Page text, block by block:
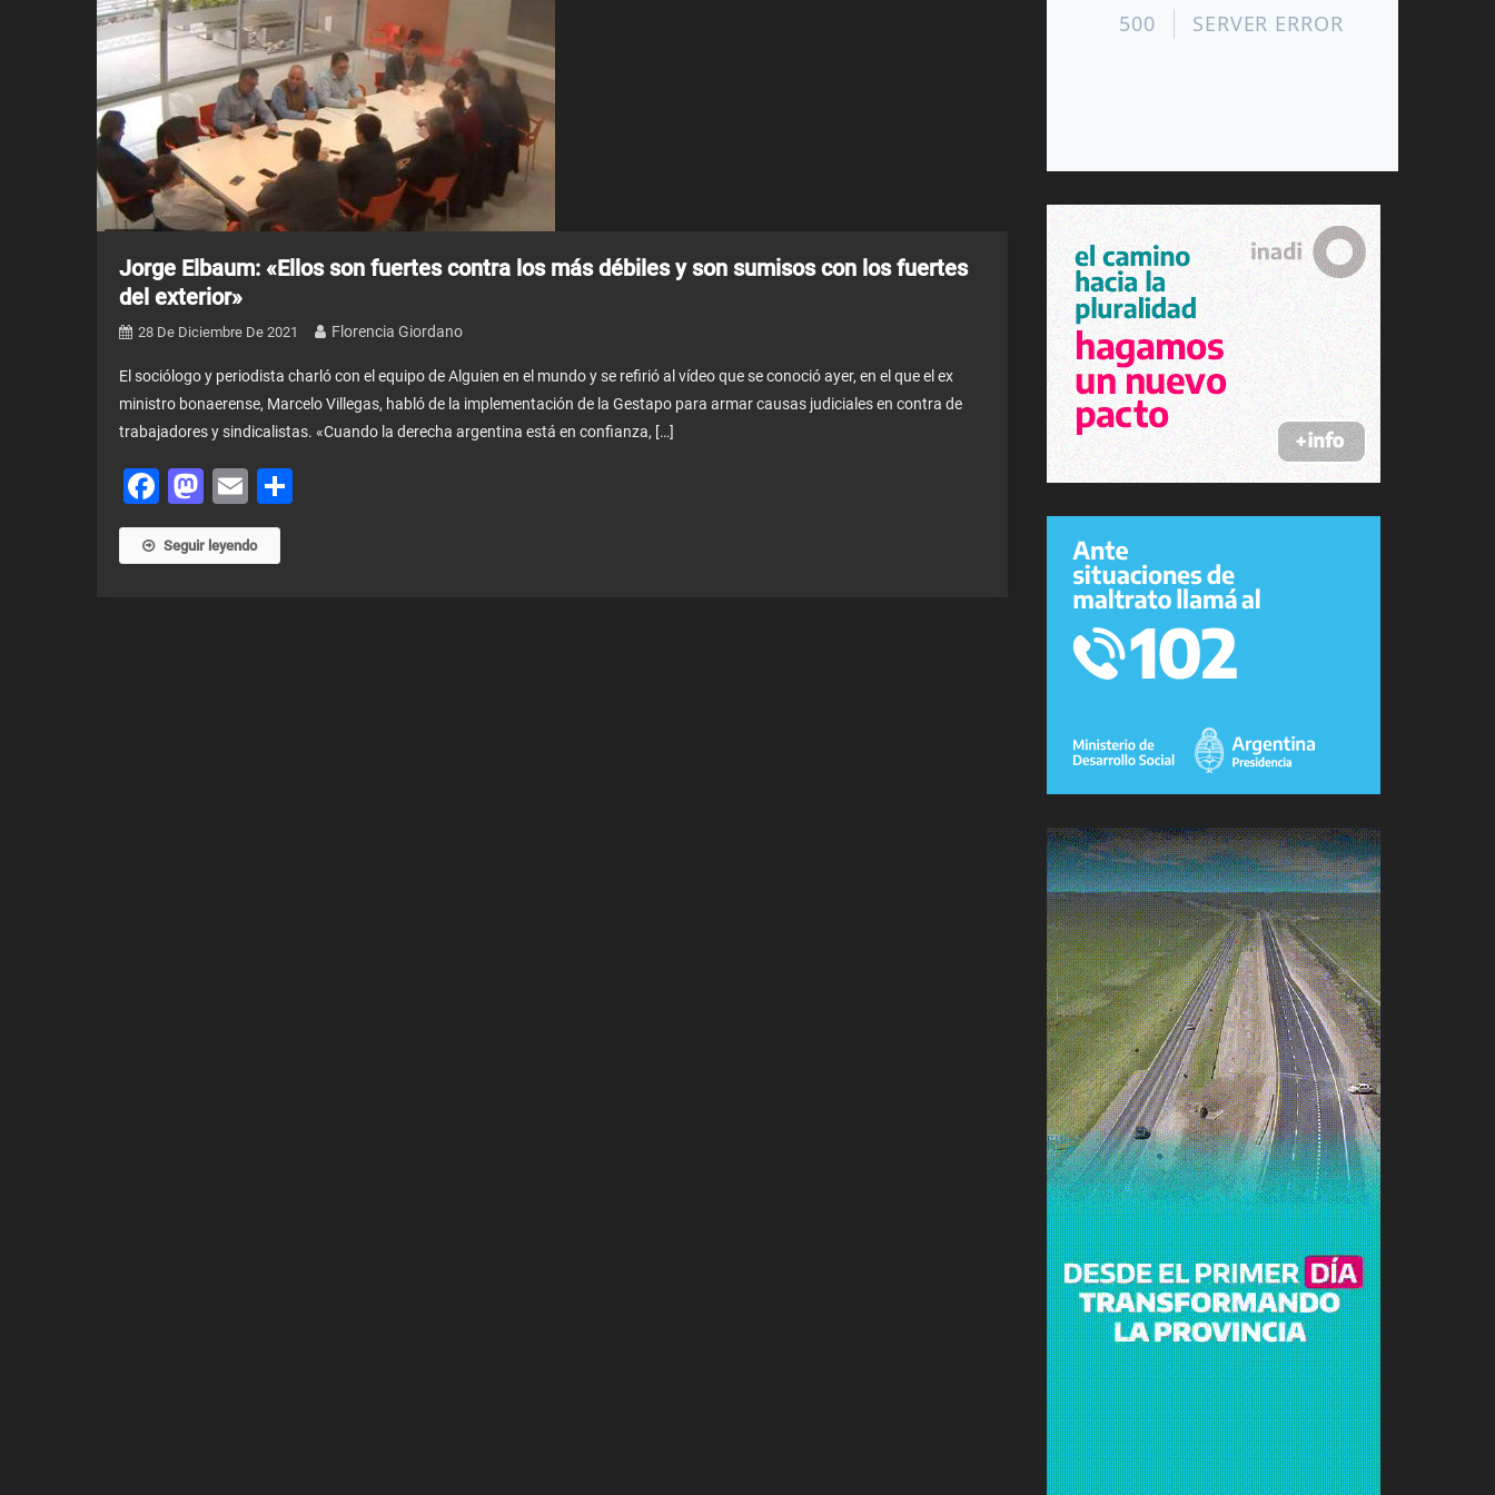
Jorge Elbaum: «Ellos son fuertes contra los más débiles y son sumisos con los fuertes
del exterior»
28 De Diciembre De 2021 Florencia Giordano
El sociólogo y periodista charló con el equipo de Alguien en el mundo y se refirió al vídeo que se conoció ayer, en el que el ex
ministro bonaerense, Marcelo Villegas, habló de la implementación de la Gestapo para armar causas judiciales en contra de
trabajadores y sindicalistas. «Cuando la derecha argentina está en confianza, […]
Facebook
Mastodon
Email
Seguir leyendo